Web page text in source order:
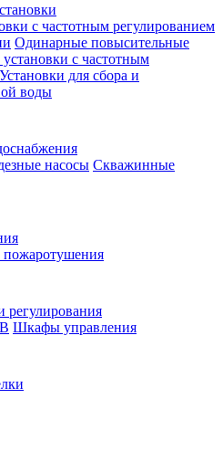
с частотным регулированием
Одинарные повысительные
с частотным
Установки для сбора и
воды
насосы Скважинные
пожаротушения
регулирования
Шкафы управления